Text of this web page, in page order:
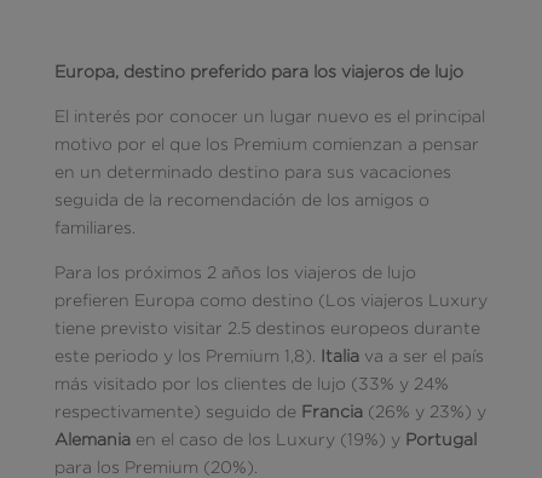
Europa, destino preferido para los viajeros de lujo
El interés por conocer un lugar nuevo es el principal
motivo por el que los Premium comienzan a pensar
en un determinado destino para sus vacaciones
seguida de la recomendación de los amigos o
familiares.
Para los próximos 2 años los viajeros de lujo
prefieren Europa como destino (Los viajeros Luxury
tiene previsto visitar 2.5 destinos europeos durante
este periodo y los Premium 1,8). Italiava a ser el país
más visitado por los clientes de lujo (33% y 24%
respectivamente) seguido de Francia (26% y 23%) y
Alemaniaen el caso de los Luxury (19%) y Portugal
para los Premium (20%).